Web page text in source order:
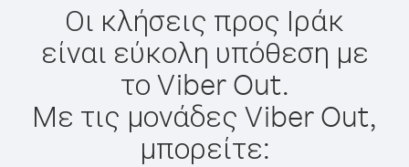
Οι κλήσεις προς Ιράκ
είναι εύκολη υπόθεση με
το Viber Out.
Με τις μονάδες Viber Out,
μπορείτε: